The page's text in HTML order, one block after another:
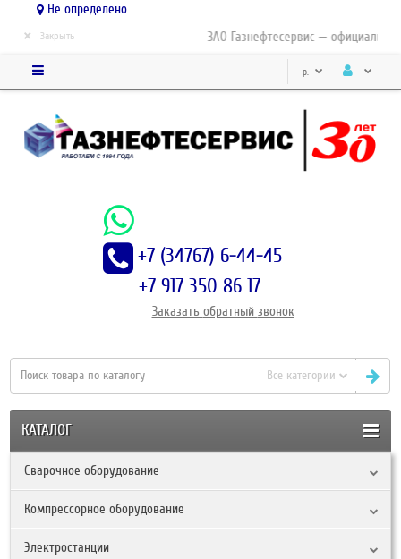
Не определено
ЗАО Газнефтесервис —
× Закрыть
р.
+7 (34767) 6-44-45
+7 917 350 86 17
Заказать обратный звонок
Все категории
КАТАЛОГ
Сварочное оборудование
Компрессорное оборудование
Электростанции